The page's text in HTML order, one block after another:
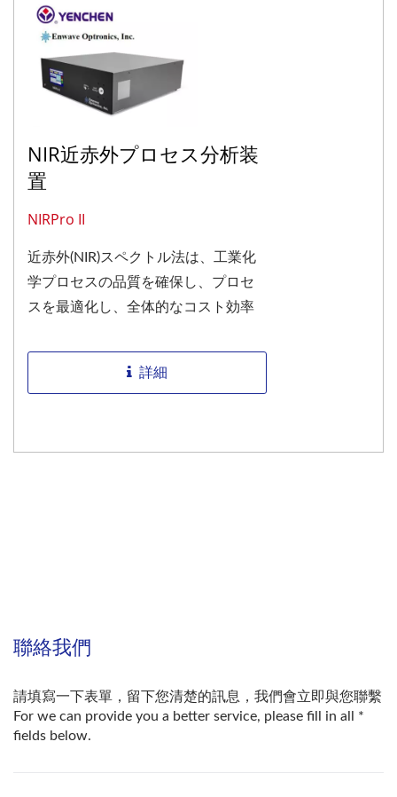
NIR近赤外プロセス分析装
置
NIRPro II
近赤外(NIR)スペクトル法は、工業化
学プロセスの品質を確保し、プロセ
スを最適化し、全体的なコスト効率
です。 NIRPro...
詳細